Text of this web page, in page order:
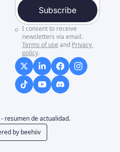
Subscribe
I consent to receive
newsletters via email.
Terms of use and Privacy
policy.
resumen de actualidad.
by beehiiv